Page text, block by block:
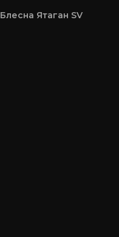
Блесна Ятаган SV